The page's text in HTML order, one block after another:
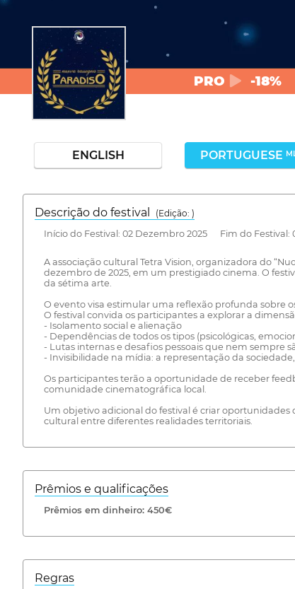
PRO -18%
ENGLISH PORTUGUESE
Descrição do festival
(Edição: )
Início do Festival: 02 Dezembro 2025 Fim do Festival:
A associação cultural Tetra Vision, organizadora do
dezembro de 2025, em um prestigiado cinema. O
da sétima arte.
O evento visa estimular uma reflexão profunda sobre
O festival convida os participantes a explorar a
- Isolamento social e alienação
- Dependências de todos os tipos (psicológicas,
- Lutas internas e desafios pessoais que nem sempre
- Invisibilidade na mídia: a representação da
Os participantes terão a oportunidade de receber
comunidade cinematográfica local.
Um objetivo adicional do festival é criar
cultural entre diferentes realidades territoriais.
Prêmios e qualificações
Prêmios em dinheiro: 450€
Regras